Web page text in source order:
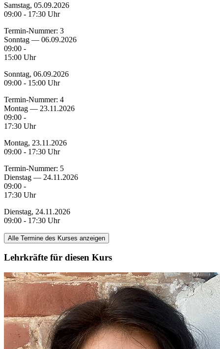
Samstag, 05.09.2026
09:00 - 17:30 Uhr
Termin-Nummer: 3
Sonntag — 06.09.2026
09:00 -
15:00 Uhr
Sonntag, 06.09.2026
09:00 - 15:00 Uhr
Termin-Nummer: 4
Montag — 23.11.2026
09:00 -
17:30 Uhr
Montag, 23.11.2026
09:00 - 17:30 Uhr
Termin-Nummer: 5
Dienstag — 24.11.2026
09:00 -
17:30 Uhr
Dienstag, 24.11.2026
09:00 - 17:30 Uhr
Alle Termine des Kurses anzeigen
Lehrkräfte für diesen Kurs